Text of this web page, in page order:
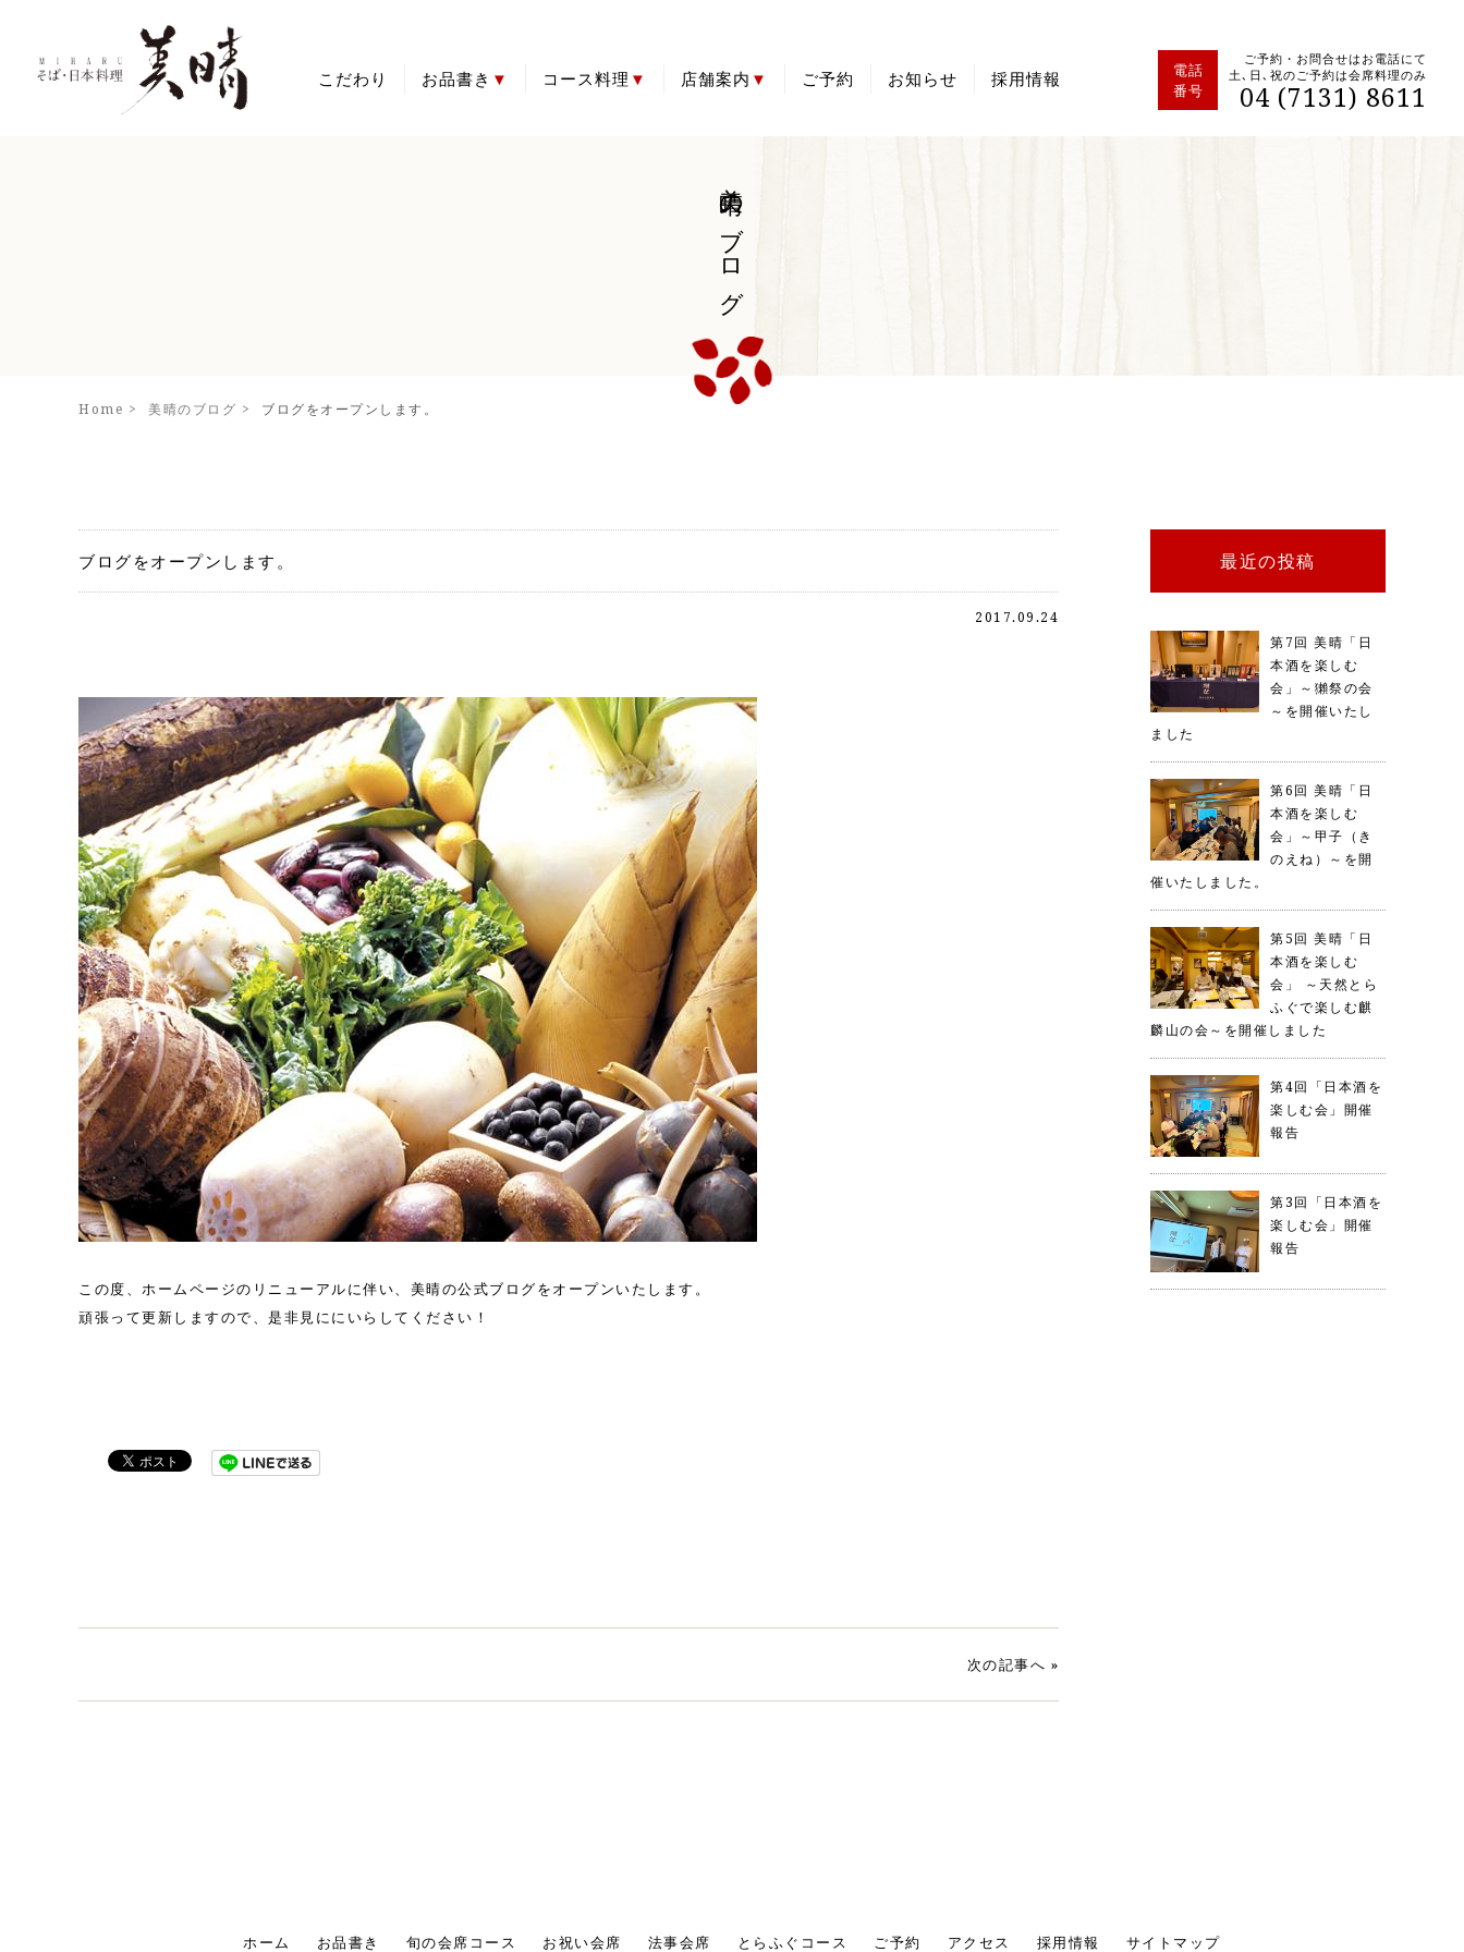
こだわり お品書き コース料理 店舗案内 ご予約 お知らせ 採用情報
電話
番号
ご予約・お問合せはお電話にて
土､日､祝のご予約は会席料理のみ
04 (7131) 8611
美晴のブログ
Home 美晴のブログ ブログをオープンします。
ブログをオープンします。
2017.09.24
この度、ホームページのリニューアルに伴い、美晴の公式ブログをオープンいたします。
頑張って更新しますので、是非見ににいらしてください！
次の記事へ »
最近の投稿
第7回 美晴「日
本酒を楽しむ
会」～獺祭の会
～を開催いたし
ました
第6回 美晴「日
本酒を楽しむ
会」～甲子（き
のえね）～を開
催いたしました。
第5回 美晴「日
本酒を楽しむ
会」 ～天然とら
ふぐで楽しむ麒
麟山の会～を開催しました
第4回「日本酒を
楽しむ会」開催
報告
第3回「日本酒を
楽しむ会」開催
報告
ホーム お品書き 旬の会席コース お祝い会席 法事会席 とらふぐコース ご予約 アクセス 採用情報 サイトマップ